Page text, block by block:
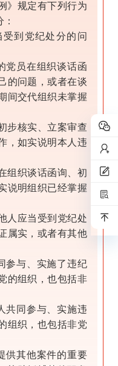
》规定有下列行为
受到党纪处分的问
党员在组织谈话函
的问题，或者在谈
间交代组织未掌握
步核实、立案审查
，如实说明本人违
组织谈话函询、初
说明组织已经掌握
人应当受到党纪处
属实，或者有其他
参与、实施了违纪
的组织，也包括非
共同参与、实施违
组织，也包括非党
供其他案件的重要